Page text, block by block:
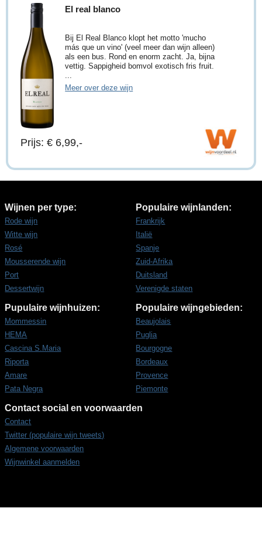
El real blanco
Bij El Real Blanco klopt het motto 'mucho
más que un vino' (veel meer dan wijn alleen)
als een bus. Rond en enorm zacht. Ja, bijna
vettig. Sappigheid bomvol exotisch fris fruit.
...
Meer over deze wijn
Prijs: € 6,99,-
Wijnen per type:
Rode wijn
Witte wijn
Rosé
Mousserende wijn
Port
Dessertwijn
Populaire wijnlanden:
Frankrijk
Italië
Spanje
Zuid-Afrika
Duitsland
Verenigde staten
Pupulaire wijnhuizen:
Mommessin
HEMA
Cascina S.Maria
Riporta
Amare
Pata Negra
Populaire wijngebieden:
Beaujolais
Puglia
Bourgogne
Bordeaux
Provence
Piemonte
Contact social en voorwaarden
Contact
Twitter (populaire wijn tweets)
Algemene voorwaarden
Wijnwinkel aanmelden